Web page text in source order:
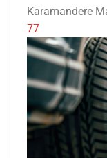
Karamandere
77